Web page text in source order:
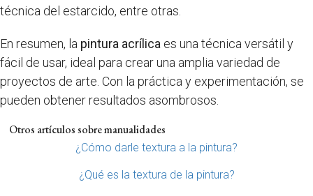
técnica del estarcido, entre otras.
En resumen, la pintura acrílica es una técnica versátil y
fácil de usar, ideal para crear una amplia variedad de
proyectos de arte. Con la práctica y experimentación, se
pueden obtener resultados asombrosos.
Otros artículos sobre manualidades
¿Cómo darle textura a la pintura?
¿Qué es la textura de la pintura?